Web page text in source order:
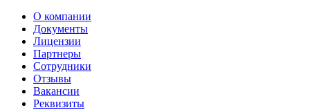
О компании
Документы
Лицензии
Партнеры
Сотрудники
Отзывы
Вакансии
Реквизиты